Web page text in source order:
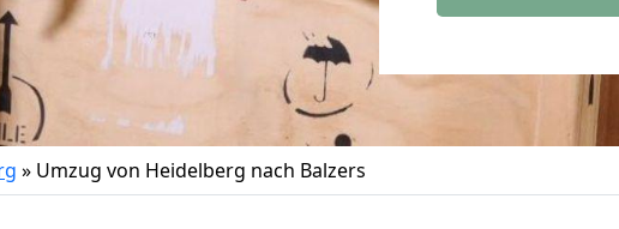
» Umzug von Heidelberg nach Balzers